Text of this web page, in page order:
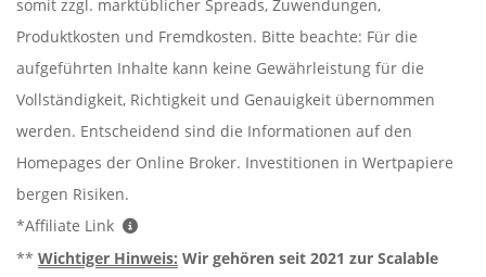
somit zzgl. marktüblicher Spreads, Zuwendungen,
Produktkosten und Fremdkosten. Bitte beachte: Für die
aufgeführten Inhalte kann keine Gewährleistung für die
Vollständigkeit, Richtigkeit und Genauigkeit übernommen
werden. Entscheidend sind die Informationen auf den
Homepages der Online Broker. Investitionen in Wertpapiere
bergen Risiken.
*Affiliate Link
** Wichtiger Hinweis: Wir gehören seit 2021 zur Scalable